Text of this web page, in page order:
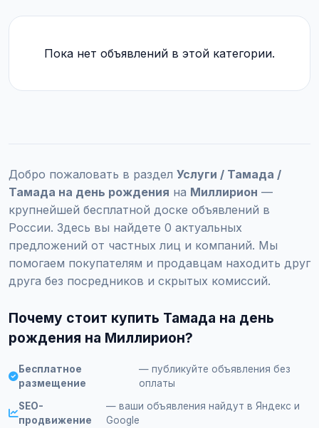
Пока нет объявлений в этой категории.
Добро пожаловать в раздел Услуги / Тамада /
Тамада на день рождения на Миллирион —
крупнейшей бесплатной доске объявлений в
России. Здесь вы найдете 0 актуальных
предложений от частных лиц и компаний. Мы
помогаем покупателям и продавцам находить друг
друга без посредников и скрытых комиссий.
Почему стоит купить Тамада на день
рождения на Миллирион?
Бесплатное
размещение
— публикуйте объявления без
оплаты
SEO-
продвижение
— ваши объявления найдут в Яндекс и
Google